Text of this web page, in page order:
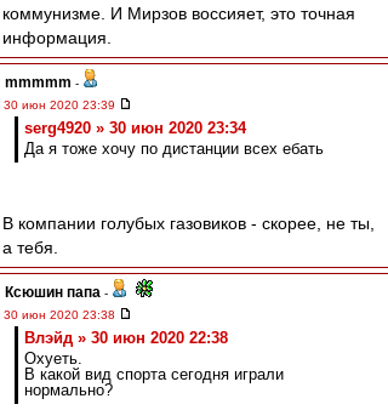
коммунизме. И Мирзов воссияет, это точная
информация.
mmmmm -
30 июн 2020 23:39
serg4920 » 30 июн 2020 23:34
Да я тоже хочу по дистанции всех ебать
В компании голубых газовиков - скорее, не ты,
а тебя.
Ксюшин папа -
30 июн 2020 23:38
Влэйд » 30 июн 2020 22:38
Охуеть.
В какой вид спорта сегодня играли
нормально?